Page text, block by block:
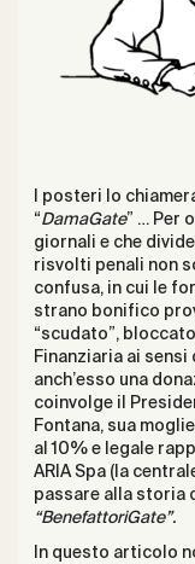
I posteri lo
“DamaGate” … Per
giornali e che
risvolti penali non
confusa, in cui le
strano bonifico
“scudato”,
Finanziaria ai
anch’esso una
coinvolge il
Fontana, sua
al 10% e legale
ARIA Spa (la
passare alla storia
“BenefattoriGate”.
In questo articolo